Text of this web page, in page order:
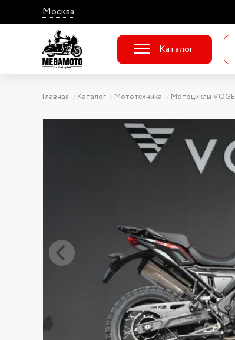
Москва
Каталог
Главная Каталог Мототехника Мотоциклы VOGE